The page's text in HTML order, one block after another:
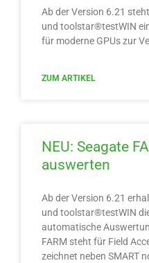
Ab der Version 6.21
und toolstar®testWIN
für moderne GPUs zur
ZUM ARTIKEL
NEU: Seagate
auswerten
Ab der Version 6.21
und toolstar®testWIN
automatische
FARM steht für Field
zeichnet neben SMART